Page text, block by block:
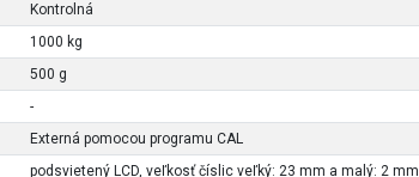
Kontrolná
1000 kg
500 g
-
Externá pomocou programu CAL
podsvietený LCD, veľkosť číslic veľký: 23 mm a malý: 2 mm